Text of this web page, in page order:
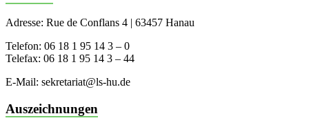
Adresse: Rue de Conflans 4 | 63457 Hanau
Telefon: 06 18 1 95 14 3 – 0
Telefax: 06 18 1 95 14 3 – 44
E-Mail: sekretariat@ls-hu.de
Auszeichnungen